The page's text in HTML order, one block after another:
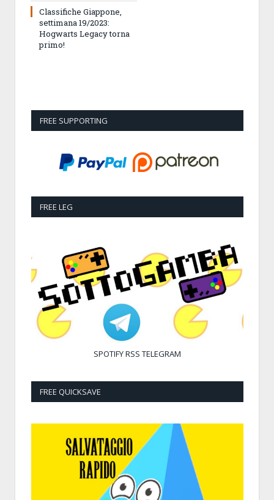
Classifiche Giappone,
settimana 19/2023:
Hogwarts Legacy torna
primo!
FREE SUPPORTING
FREE LEG
SPOTIFYRSS TELEGRAM
FREE QUICKSAVE